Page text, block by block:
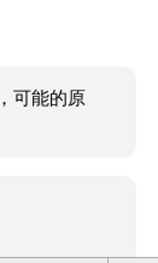
可能的原